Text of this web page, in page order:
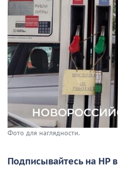
Фото для наглядности.
Подписывайтесь на НР в